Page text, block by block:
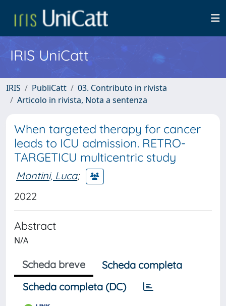
IRIS UniCatt
IRIS PubliCatt
03. Contributo in rivista
Articolo in rivista, Nota a sentenza
When targeted therapy for cancer
leads to ICU admission. RETRO-
TARGETICU multicentric study
Montini, Luca;
2022
Abstract
N/A
Scheda breve
Scheda completa
Scheda completa (DC)